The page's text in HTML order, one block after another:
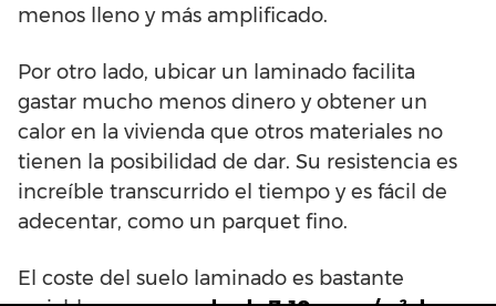
menos lleno y más amplificado.
Por otro lado, ubicar un laminado facilita
gastar mucho menos dinero y obtener un
calor en la vivienda que otros materiales no
tienen la posibilidad de dar. Su resistencia es
increíble transcurrido el tiempo y es fácil de
adecentar, como un parquet fino.
El coste del suelo laminado es bastante